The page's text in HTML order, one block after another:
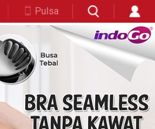
Pulsa